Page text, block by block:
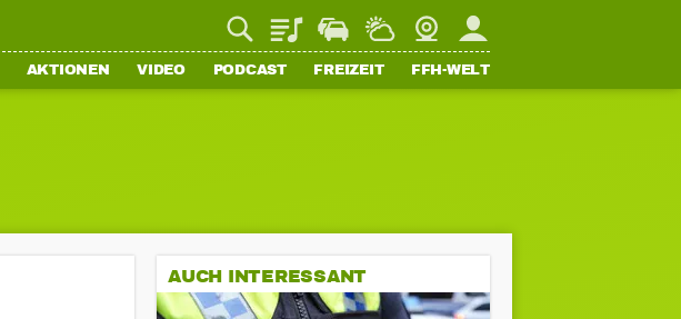
PlaylistStaupilotWetterWebcamMein FFH
AKTIONEN VIDEO PODCAST FREIZEIT FFH-WELT
AUCH INTERESSANT